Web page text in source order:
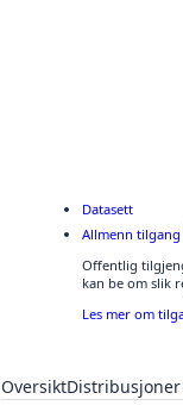
Datasett
Allmenn tilgang
Offentlig
kan be om slik
Les mer om
Oversikt